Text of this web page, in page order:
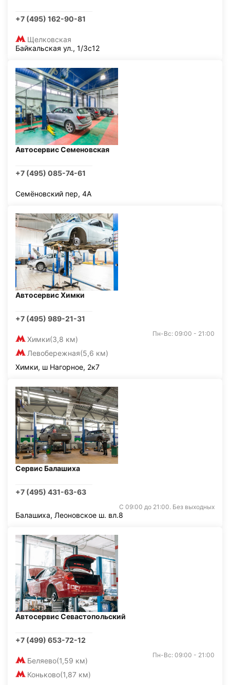
+7 (495) 162-90-81
Щелковская
Байкальская ул., 1/3с12
Автосервис Семеновская
+7 (495) 085-74-61
Семёновский пер, 4А
Автосервис Химки
+7 (495) 989-21-31
Химки(3,8 км)
Левобережная(5,6 км)
Пн-Вс: 09:00 - 21:00
Химки, ш Нагорное, 2к7
Сервис Балашиха
+7 (495) 431-63-63
С 09:00 до 21:00. Без выходных
Балашиха, Леоновское ш. вл.8
Автосервис Севастопольский
+7 (499) 653-72-12
Беляево(1,59 км)
Коньково(1,87 км)
Пн-Вс: 09:00 - 21:00